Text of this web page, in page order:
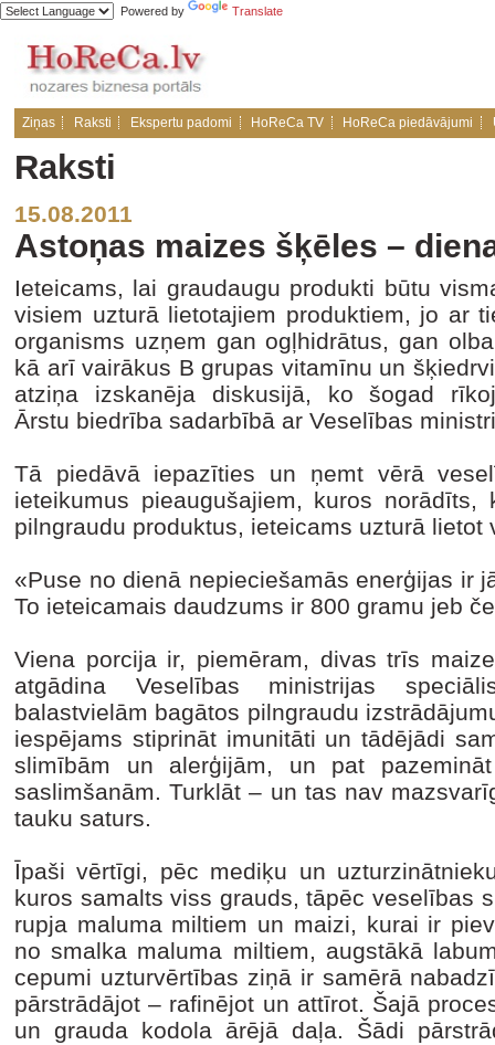
Powered by Translate
Ziņas Raksti Ekspertu padomi HoReCa TV HoReCa piedāvājumi
Raksti
15.08.2011
Astoņas maizes šķēles –
Ieteicams, lai graudaugu produkti būtu
visiem uzturā lietotajiem produktiem, jo ar
organisms uzņem gan ogļhidrātus, gan
kā arī vairākus B grupas vitamīnu un
atziņa izskanēja diskusijā, ko šogad
Ārstu biedrība sadarbībā ar Veselības
Tā piedāvā iepazīties un ņemt vērā
ieteikumus pieaugušajiem, kuros
pilngraudu produktus, ieteicams uzturā lietot
«Puse no dienā nepieciešamās enerģijas ir
To ieteicamais daudzums ir 800 gramu jeb
Viena porcija ir, piemēram, divas trīs
atgādina Veselības ministrijas
balastvielām bagātos pilngraudu
iespējams stiprināt imunitāti un tādējādi
slimībām un alerģijām, un pat
saslimšanām. Turklāt – un tas nav
tauku saturs.
Īpaši vērtīgi, pēc mediķu un
kuros samalts viss grauds, tāpēc veselības
rupja maluma miltiem un maizi, kurai ir
no smalka maluma miltiem, augstākā
cepumi uzturvērtības ziņā ir samērā
pārstrādājot – rafinējot un attīrot. Šajā
un grauda kodola ārējā daļa. Šādi